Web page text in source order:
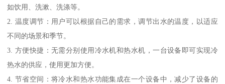
如饮用、洗漱、洗涤等。
2. 温度调节：用户可以根据自己的需求，调节出水的温度，以适应
不同的场景和季节。
3. 方便快捷：无需分别使用冷水机和热水机，一台设备即可实现冷
热水的供应，使用更加方便。
4. 节省空间：将冷水和热水功能集成在一个设备中，减少了设备的